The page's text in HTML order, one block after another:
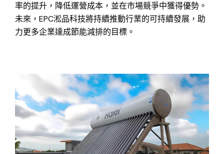
率的提升，降低運營成本，並在市場競爭中獲得優勢。
未來，EPC淞品科技將持續推動行業的可持續發展，助
力更多企業達成節能減排的目標。